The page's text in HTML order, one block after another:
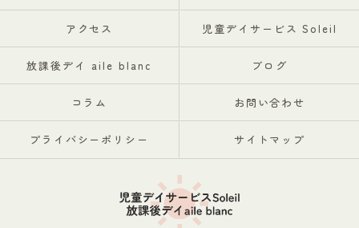
アクセス 児童デイサービス Soleil
放課後デイ aile blanc ブログ
コラム お問い合わせ
プライバシーポリシー サイトマップ